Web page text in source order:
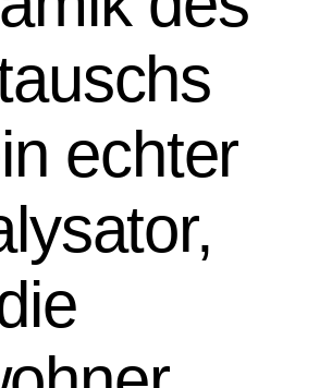
echter